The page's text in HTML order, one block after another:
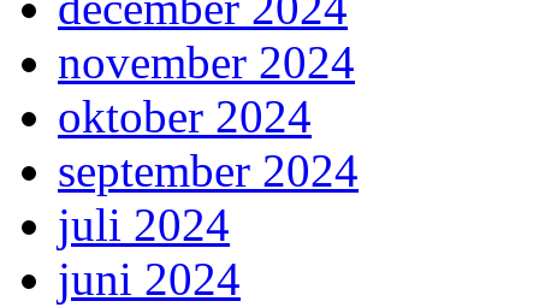
november 2024
oktober 2024
september 2024
juli 2024
juni 2024